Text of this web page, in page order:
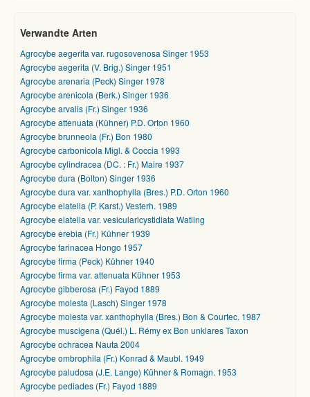
Verwandte Arten
Agrocybe aegerita var. rugosovenosa Singer 1953
Agrocybe aegerita (V. Brig.) Singer 1951
Agrocybe arenaria (Peck) Singer 1978
Agrocybe arenicola (Berk.) Singer 1936
Agrocybe arvalis (Fr.) Singer 1936
Agrocybe attenuata (Kühner) P.D. Orton 1960
Agrocybe brunneola (Fr.) Bon 1980
Agrocybe carbonicola Migl. & Coccia 1993
Agrocybe cylindracea (DC. : Fr.) Maire 1937
Agrocybe dura (Bolton) Singer 1936
Agrocybe dura var. xanthophylla (Bres.) P.D. Orton 1960
Agrocybe elatella (P. Karst.) Vesterh. 1989
Agrocybe elatella var. vesicularicystidiata Watling
Agrocybe erebia (Fr.) Kühner 1939
Agrocybe farinacea Hongo 1957
Agrocybe firma (Peck) Kühner 1940
Agrocybe firma var. attenuata Kühner 1953
Agrocybe gibberosa (Fr.) Fayod 1889
Agrocybe molesta (Lasch) Singer 1978
Agrocybe molesta var. xanthophylla (Bres.) Bon & Courtec. 1987
Agrocybe muscigena (Quél.) L. Rémy ex Bon unklares Taxon
Agrocybe ochracea Nauta 2004
Agrocybe ombrophila (Fr.) Konrad & Maubl. 1949
Agrocybe paludosa (J.E. Lange) Kühner & Romagn. 1953
Agrocybe pediades (Fr.) Fayod 1889